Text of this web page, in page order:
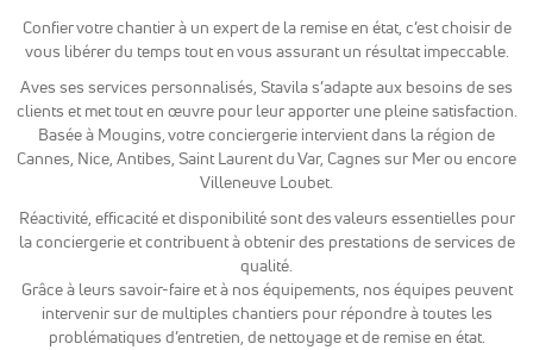
Confier votre chantier à un expert de la remise en état, c’est choisir de
vous libérer du temps tout en vous assurant un résultat impeccable.
Aves ses services personnalisés, Stavila s’adapte aux besoins de ses
clients et met tout en œuvre pour leur apporter une pleine satisfaction.
Basée à Mougins, votre conciergerie intervient dans la région de
Cannes, Nice, Antibes, Saint Laurent du Var, Cagnes sur Mer ou encore
Villeneuve Loubet.
Réactivité, efficacité et disponibilité sont des valeurs essentielles pour
la conciergerie et contribuent à obtenir des prestations de services de
qualité.
Grâce à leurs savoir-faire et à nos équipements, nos équipes peuvent
intervenir sur de multiples chantiers pour répondre à toutes les
problématiques d’entretien, de nettoyage et de remise en état.
l'audience de
notre site
cookies
recueillent
des données
anonymes
afin
d'analyser
comment les
visiteurs
interagissent
dessus.